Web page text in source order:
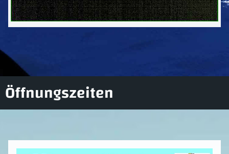
Öffnungszeiten